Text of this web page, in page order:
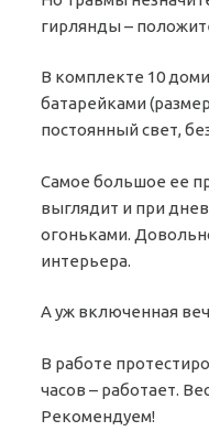
гирлянды –
В комплекте 10
батарейками
постоянный свет,
Самое большое ее
выглядит и при
огоньками.
интерьера.
А уж включенная
В работе
часов – работает.
Рекомендуем!